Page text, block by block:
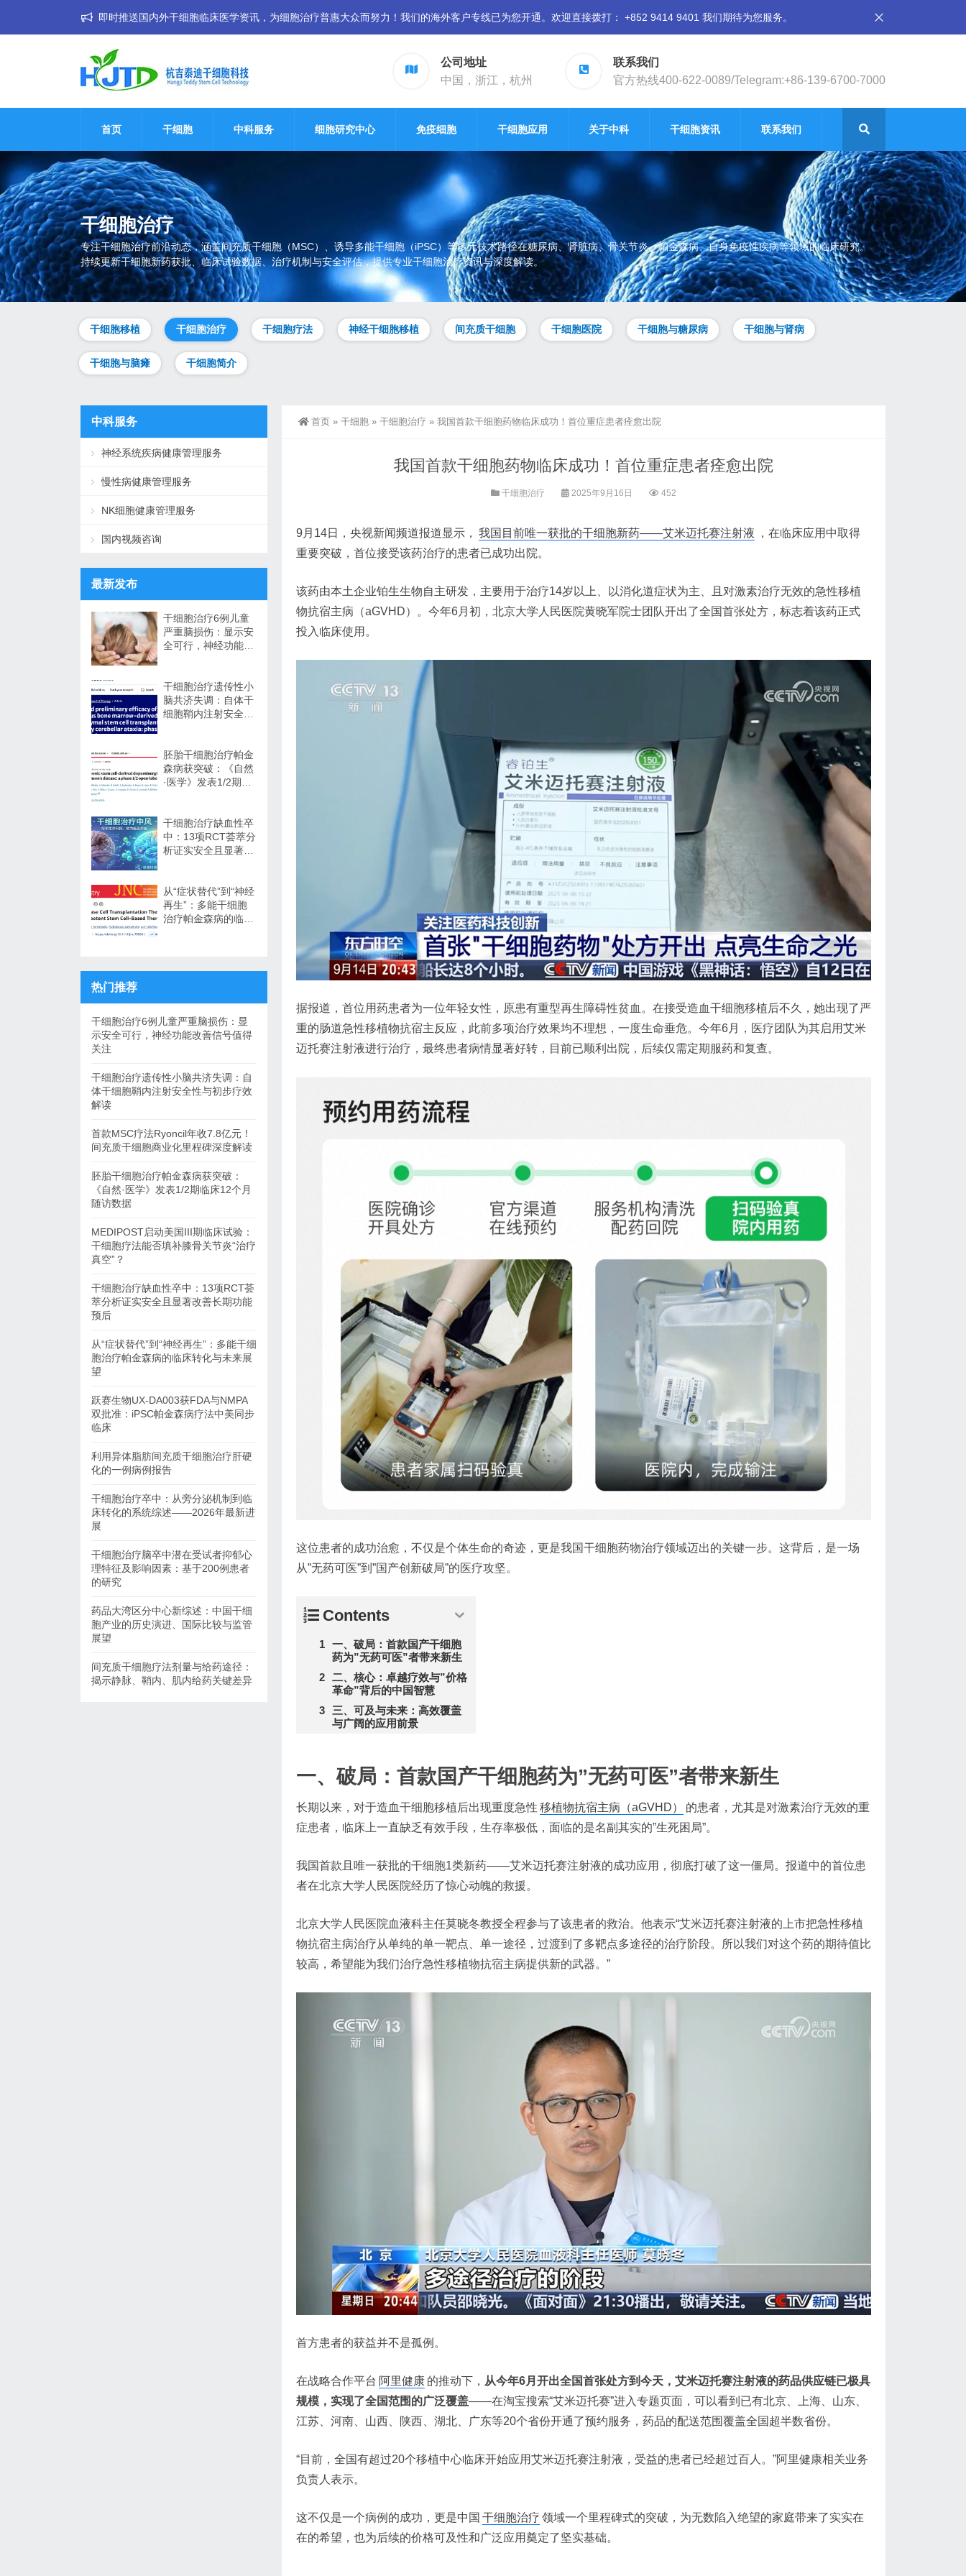
即时推送国内外干细胞临床医学资讯，为细胞治疗普惠大众而努力！我们的海外客户专线已为您开通。欢迎直接拨打： +852 9414 9401 我们期待为您服务。
公司地址
中国，浙江，杭州
联系我们
官方热线400-622-0089/Telegram:+86-139-6700-7000
首页 干细胞 中科服务 细胞研究中心 免疫细胞 干细胞应用 关于中科 干细胞资讯 联系我们
干细胞治疗
专注干细胞治疗前沿动态，涵盖间充质干细胞（MSC）、诱导多能干细胞（iPSC）等多元技术路径在糖尿病、肾脏病、骨关节炎、帕金森病、自身免疫性疾病等领域的临床研究。
持续更新干细胞新药获批、临床试验数据、治疗机制与安全评估，提供专业干细胞治疗资讯与深度解读。
干细胞移植 干细胞治疗 干细胞疗法 神经干细胞移植 间充质干细胞 干细胞医院 干细胞与糖尿病 干细胞与肾病
干细胞与脑瘫 干细胞简介
首页 » 干细胞 » 干细胞治疗 » 我国首款干细胞药物临床成功！首位重症患者痊愈出院
我国首款干细胞药物临床成功！首位重症患者痊愈出院
干细胞治疗 2025年9月16日 452
9月14日，央视新闻频道报道显示， 我国目前唯一获批的干细胞新药——艾米迈托赛注射液
，在临床应用中取得
重要突破，首位接受该药治疗的患者已成功出院。
该药由本土企业铂生生物自主研发，主要用于治疗14岁以上、以消化道症状为主、且对激素治疗无效的急性移植
物抗宿主病（aGVHD）。今年6月初，北京大学人民医院黄晓军院士团队开出了全国首张处方，标志着该药正式
投入临床使用。
据报道，首位用药患者为一位年轻女性，原患有重型再生障碍性贫血。在接受造血干细胞移植后不久，她出现了严
重的肠道急性移植物抗宿主反应，此前多项治疗效果均不理想，一度生命垂危。今年6月，医疗团队为其启用艾米
迈托赛注射液进行治疗，最终患者病情显著好转，目前已顺利出院，后续仅需定期服药和复查。
这位患者的成功治愈，不仅是个体生命的奇迹，更是我国干细胞药物治疗领域迈出的关键一步。这背后，是一场
从”无药可医”到”国产创新破局”的医疗攻坚。
Contents
一、破局：首款国产干细胞
药为”无药可医”者带来新生
二、核心：卓越疗效与”价格
革命”背后的中国智慧
三、可及与未来：高效覆盖
与广阔的应用前景
一、破局：首款国产干细胞药为”无药可医”者带来新生
长期以来，对于造血干细胞移植后出现重度急性 移植物抗宿主病（aGVHD）
的患者，尤其是对激素治疗无效的重
症患者，临床上一直缺乏有效手段，生存率极低，面临的是名副其实的”生死困局”。
我国首款且唯一获批的干细胞1类新药——艾米迈托赛注射液的成功应用，彻底打破了这一僵局。报道中的首位患
者在北京大学人民医院经历了惊心动魄的救援。
北京大学人民医院血液科主任莫晓冬教授全程参与了该患者的救治。他表示“艾米迈托赛注射液的上市把急性移植
物抗宿主病治疗从单纯的单一靶点、单一途径，过渡到了多靶点多途径的治疗阶段。所以我们对这个药的期待值比
较高，希望能为我们治疗急性移植物抗宿主病提供新的武器。”
首方患者的获益并不是孤例。
在战略合作平台 阿里健康 的推动下， 从今年6月开出全国首张处方到今天，艾米迈托赛注射液的药品供应链已极具
规模，实现了全国范围的广泛覆盖——在淘宝搜索“艾米迈托赛”进入专题页面，可以看到已有北京、上海、山东、
江苏、河南、山西、陕西、湖北、广东等20个省份开通了预约服务，药品的配送范围覆盖全国超半数省份。
“目前，全国有超过20个移植中心临床开始应用艾米迈托赛注射液，受益的患者已经超过百人。”阿里健康相关业务
负责人表示。
这不仅是一个病例的成功，更是中国 干细胞治疗 领域一个里程碑式的突破，为无数陷入绝望的家庭带来了实实在
在的希望，也为后续的价格可及性和广泛应用奠定了坚实基础。
中科服务
神经系统疾病健康管理服务
慢性病健康管理服务
NK细胞健康管理服务
国内视频咨询
最新发布
干细胞治疗6例儿童
严重脑损伤：显示安
全可行，神经功能改
干细胞治疗遗传性小
脑共济失调：自体干
细胞鞘内注射安全性
胚胎干细胞治疗帕金
森病获突破：《自然
·医学》发表1/2期临
干细胞治疗缺血性卒
中：13项RCT荟萃分
析证实安全且显著改
从“症状替代”到“神经
再生”：多能干细胞
治疗帕金森病的临床
热门推荐
干细胞治疗6例儿童严重脑损伤：显
示安全可行，神经功能改善信号值得
关注
干细胞治疗遗传性小脑共济失调：自
体干细胞鞘内注射安全性与初步疗效
解读
首款MSC疗法Ryoncil年收7.8亿元！
间充质干细胞商业化里程碑深度解读
胚胎干细胞治疗帕金森病获突破：
《自然·医学》发表1/2期临床12个月
随访数据
MEDIPOST启动美国III期临床试验：
干细胞疗法能否填补膝骨关节炎“治疗
真空”？
干细胞治疗缺血性卒中：13项RCT荟
萃分析证实安全且显著改善长期功能
预后
从“症状替代”到“神经再生”：多能干细
胞治疗帕金森病的临床转化与未来展
望
跃赛生物UX-DA003获FDA与NMPA
双批准：iPSC帕金森病疗法中美同步
临床
利用异体脂肪间充质干细胞治疗肝硬
化的一例病例报告
干细胞治疗卒中：从旁分泌机制到临
床转化的系统综述——2026年最新进
展
干细胞治疗脑卒中潜在受试者抑郁心
理特征及影响因素：基于200例患者
的研究
药品大湾区分中心新综述：中国干细
胞产业的历史演进、国际比较与监管
展望
间充质干细胞疗法剂量与给药途径：
揭示静脉、鞘内、肌内给药关键差异